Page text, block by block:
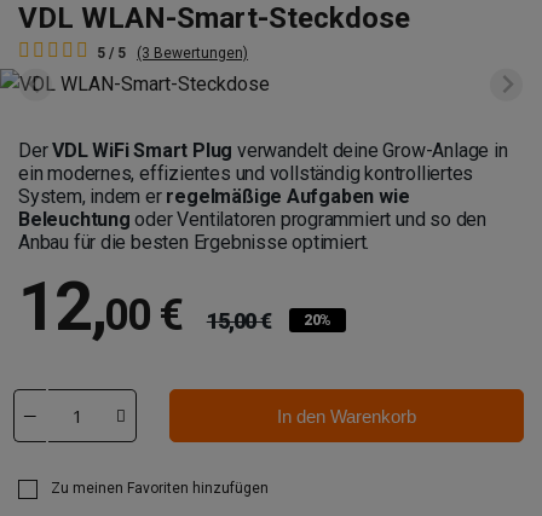
VDL WLAN-Smart-Steckdose
5 / 5 (3 Bewertungen)
DerVDL WiFi Smart Plug verwandelt deine Grow-Anlage in
ein modernes, effizientes und vollständig kontrolliertes
System, indem er regelmäßige Aufgaben wie
Beleuchtung oder Ventilatoren programmiert und so den
Anbau für die besten Ergebnisse optimiert.
12,00 € 15,00 € 20%
In den Warenkorb
Zu meinen Favoriten hinzufügen